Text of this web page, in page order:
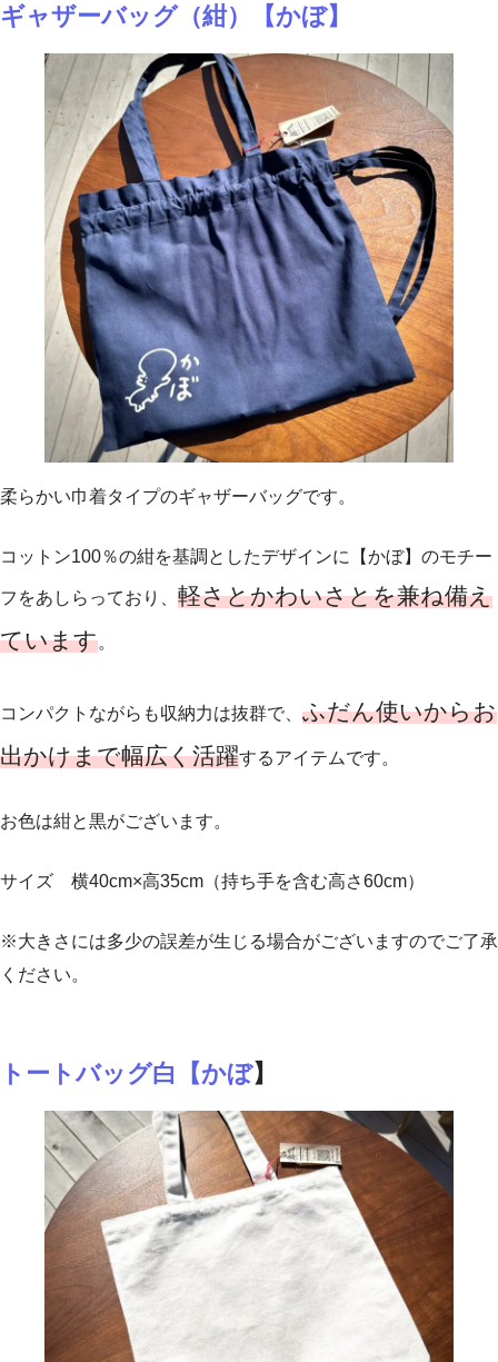
ギャザーバッグ（紺）【かぼ】
柔らかい巾着タイプのギャザーバッグです。
コットン100％の紺を基調としたデザインに【かぼ】のモチー
フをあしらっており、 軽さとかわいさとを兼ね備え
ています。
コンパクトながらも収納力は抜群で、 ふだん使いからお
出かけまで幅広く活躍するアイテムです。
お色は紺と黒がございます。
サイズ 横40cm×高35cm（持ち手を含む高さ60cm）
※大きさには多少の誤差が生じる場合がございますのでご了承
ください。
トートバッグ白【かぼ】